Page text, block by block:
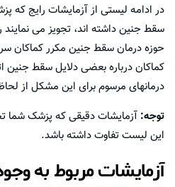
در ادامه لیستی از آزمایشات رایج که
سقط جنین داشته اند، تجویز می نمایند
حوزه درمان سقط جنین مکرر کماکان
کماکان درباره بعضی دلایل سقط جنین
درمانهای مرسوم برای این مشکل از
توجه: آزمایشات دقیقی که پزشک شما
این لیست تفاوت داشته باشد.
آزمایشات مربوط به